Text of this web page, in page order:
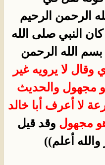
الرحمن الرحيم
النبي صلى الله
بسم الله الرحمن
لا يرويه غير
مجهول والحديث
لا أعرف أبا خالد
مجهول وقد قيل
أعلم))